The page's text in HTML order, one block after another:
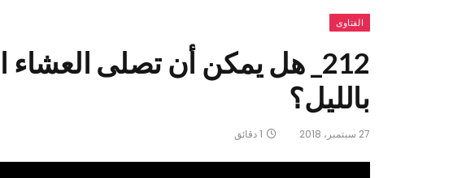
الفتاوى
212_ هل يمكن أن تصلى
بالليل؟
27 سبتمبر، 2018 1 دقائق